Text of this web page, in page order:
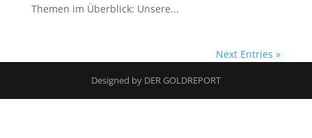
Themen im Überblick: Unsere...
Next Entries »
Designed by DER GOLDREPORT